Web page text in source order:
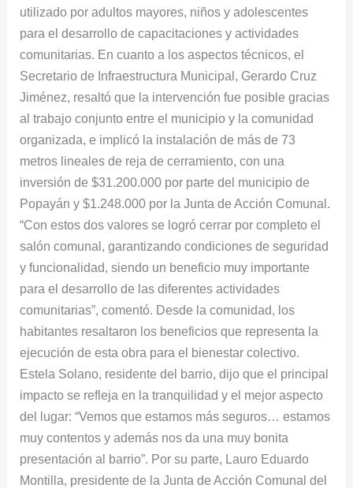
utilizado por adultos mayores, niños y adolescentes
para el desarrollo de capacitaciones y actividades
comunitarias. En cuanto a los aspectos técnicos, el
Secretario de Infraestructura Municipal, Gerardo Cruz
Jiménez, resaltó que la intervención fue posible gracias
al trabajo conjunto entre el municipio y la comunidad
organizada, e implicó la instalación de más de 73
metros lineales de reja de cerramiento, con una
inversión de $31.200.000 por parte del municipio de
Popayán y $1.248.000 por la Junta de Acción Comunal.
“Con estos dos valores se logró cerrar por completo el
salón comunal, garantizando condiciones de seguridad
y funcionalidad, siendo un beneficio muy importante
para el desarrollo de las diferentes actividades
comunitarias”, comentó. Desde la comunidad, los
habitantes resaltaron los beneficios que representa la
ejecución de esta obra para el bienestar colectivo.
Estela Solano, residente del barrio, dijo que el principal
impacto se refleja en la tranquilidad y el mejor aspecto
del lugar: “Vemos que estamos más seguros… estamos
muy contentos y además nos da una muy bonita
presentación al barrio”. Por su parte, Lauro Eduardo
Montilla, presidente de la Junta de Acción Comunal del